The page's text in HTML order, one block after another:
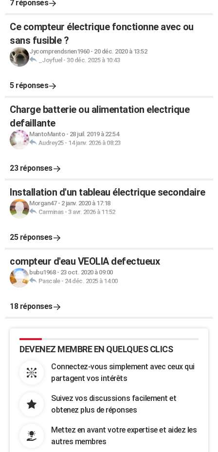
7 réponses
Ce compteur électrique fonctionne avec ou
sans fusible ?
Jycomprendsrien1960- 20 déc. 2020 à 13:52
_Joyfuel - 30 déc. 2025 à 10:43
5 réponses
Charge batterie ou alimentation electrique
defaillante
MantoManto- 28 juil. 2019 à 22:54
Audrey25- 14 janv. 2026 à 08:23
23 réponses
Installation d'un tableau électrique secondaire
Morgan47- 2 janv. 2020 à 17:18
Carminas- 3 avr. 2026 à 11:52
25 réponses
compteur d'eau VEOLIA defectueux
bubu1968- 23 oct. 2020 à 09:00
Pascale- 24 déc. 2025 à 14:00
18 réponses
DEVENEZ MEMBRE EN QUELQUES CLICS
Connectez-vous simplement avec ceux qui
partagent vos intérêts
Suivez vos discussions facilement et
obtenez plus de réponses
Mettez en avant votre expertise et aidez les
autres membres